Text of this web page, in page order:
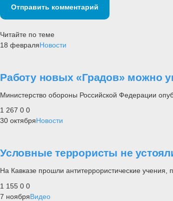
Отправить комментарий
Читайте по теме
18 февраляНовости
Работу новых «Градов» можно
Министерство обороны Российской Федерации
1 267 0 0
30 октябряНовости
Условные террористы не
На Кавказе прошли антитеррористические учения,
1 155 0 0
7 ноябряВидео